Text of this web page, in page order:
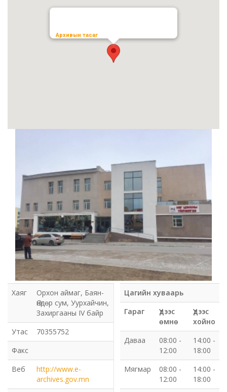
БОЛОВСРОЛ, ШИНЖЛЭХ УХААНЫ ЯАМНЫ ХАРЬЯА
ОРХОН АЙМАГ ДАХЬ ХӨДӨӨ АЖ АХУЙН МЭРГЭЖЛИЙН
Мэдээлэл шуурхай удирдлагын төв
Нийтийн номын сан
Эрдэнэт Булганы цахилгаан түгээх сүлжээ ТӨХК
Эрдэнэт ус, дулаан түгээх сүлжээ ОНӨХК
Бүсийн оношлогоо эмчилгээний төв
Хот тохижуулах газар
Орхон аймаг Шуудан үйлчилгээний газар
Биеийн тамир, спортын газар
Газрын харилцаа барилга хот байгуулалтын газар
Архивын тасаг
Хаяг
Орхон аймаг, Баян-
Өндөр сум, Уурхайчин,
Захиргааны IV байр
Утас
70355752
Факс
Веб
http://www.e-
archives.gov.mn
Цагийн хуваарь
Гараг
Үдээс
өмнө
Үдээс
хойно
Даваа
08:00 -
12:00
14:00 -
18:00
Мягмар
08:00 -
12:00
14:00 -
18:00